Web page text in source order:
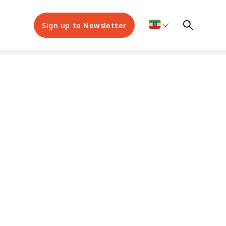
Sign up to Newsletter